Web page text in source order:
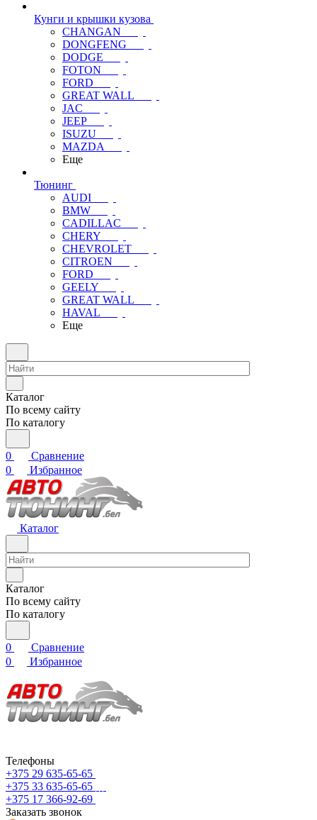
Кунги и крышки кузова
CHANGAN
DONGFENG
DODGE
FOTON
FORD
GREAT WALL
JAC
JEEP
ISUZU
MAZDA
Еще
Тюнинг
AUDI
BMW
CADILLAC
CHERY
CHEVROLET
CITROEN
FORD
GEELY
GREAT WALL
HAVAL
Еще
Каталог
По всему сайту
По каталогу
0
Сравнение
0
Избранное
Каталог
Каталог
По всему сайту
По каталогу
0
Сравнение
0
Избранное
Телефоны
+375 29 635-65-65
+375 33 635-65-65
+375 17 366-92-69
Заказать звонок